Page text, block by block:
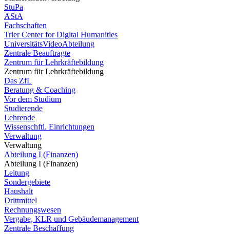
StuPa
AStA
Fachschaften
Trier Center for Digital Humanities
UniversitätsVideoAbteilung
Zentrale Beauftragte
Zentrum für Lehrkräftebildung
Zentrum für Lehrkräftebildung
Das ZfL
Beratung & Coaching
Vor dem Studium
Studierende
Lehrende
Wissenschftl. Einrichtungen
Verwaltung
Verwaltung
Abteilung I (Finanzen)
Abteilung I (Finanzen)
Leitung
Sondergebiete
Haushalt
Drittmittel
Rechnungswesen
Vergabe, KLR und Gebäudemanagement
Zentrale Beschaffung